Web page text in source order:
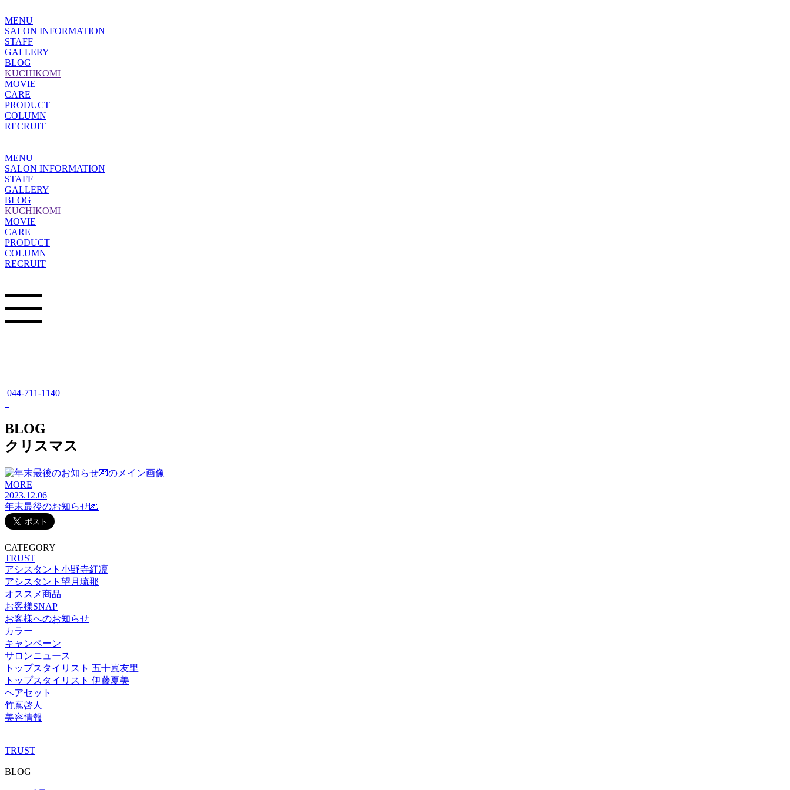
MENU
SALON INFORMATION
STAFF
GALLERY
BLOG
KUCHIKOMI
MOVIE
CARE
PRODUCT
COLUMN
RECRUIT
MENU
SALON INFORMATION
STAFF
GALLERY
BLOG
KUCHIKOMI
MOVIE
CARE
PRODUCT
COLUMN
RECRUIT
044-711-1140
BLOG
クリスマス
MORE
2023.12.06
年末最後のお知らせ💌
CATEGORY
TRUST
アシスタント小野寺紅凛
アシスタント望月琉那
オススメ商品
お客様SNAP
お客様へのお知らせ
カラー
キャンペーン
サロンニュース
トップスタイリスト 五十嵐友里
トップスタイリスト 伊藤夏美
ヘアセット
竹嶌啓人
美容情報
TRUST
BLOG